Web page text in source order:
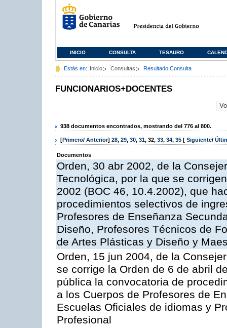
INICIO CONSULTA TESAURO
Estás en: Inicio Consultas Resultado Consulta
FUNCIONARIOS+DOCENTES
938 documentos encontrados, mostrando del 776 al 800.
[Primero/ Anterior] 28, 29, 30, 31, 32, 33, 34, 35 [ Siguiente/
Documentos
Orden, 30 abr 2002, de la
Tecnológica, por la que se
2002 (BOC 46, 10.4.2002), que
procedimientos selectivos de
Profesores de Enseñanza
Diseño, Profesores Técnicos de
de Artes Plásticas y Diseño y
Orden, 15 jun 2004, de la
se corrige la Orden de 6 de abril
pública la convocatoria de
a los Cuerpos de Profesores de
Escuelas Oficiales de idiomas y
Profesional